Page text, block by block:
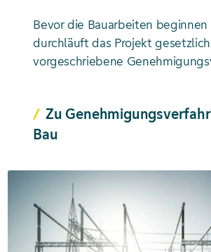
Bevor die Bauarbeiten beginnen
durchläuft das Projekt gesetzlich
vorgeschriebene
Zu
Bau